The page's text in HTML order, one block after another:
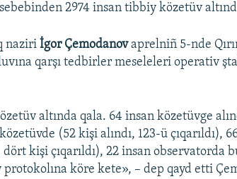
2974 insan tibbiy közetüv
naziriİgor Çemodanovaprelniñ 5-nde
qarşı tedbirler meseleleri operativ
altında qala. 64 insan közetüvge
(52 kişi alındı, 123-ü çıqarıldı),
kişi çıqarıldı), 22 insan observatorda
köre kete», – dep qayd etti